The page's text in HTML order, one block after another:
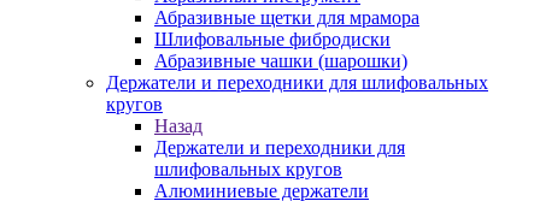
Абразивные щетки для мрамора
Шлифовальные фибродиски
Абразивные чашки (шарошки)
Держатели и переходники для шлифовальных
кругов
Назад
Держатели и переходники для
шлифовальных кругов
Алюминиевые держатели